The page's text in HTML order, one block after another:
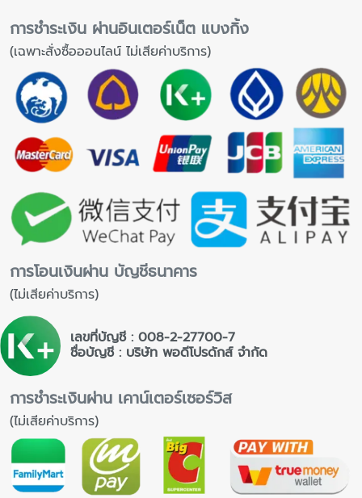
การชำระเงิน ผ่านอินเตอร์เน็ต แบงกิ้ง
(เฉพาะสั่งซื้อออนไลน์ ไม่เสียค่าบริการ)
การโอนเงินผ่าน บัญชีธนาคาร
(ไม่เสียค่าบริการ)
เลขที่บัญชี : 008-2-27700-7
ชื่อบัญชี : บริษัท พอดีโปรดักส์ จำกัด
การชำระเงินผ่าน เคาน์เตอร์เซอร์วิส
(ไม่เสียค่าบริการ)